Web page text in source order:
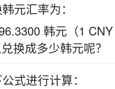
元汇率为：
韩元（1
换成多少韩元呢？
式进行计算：